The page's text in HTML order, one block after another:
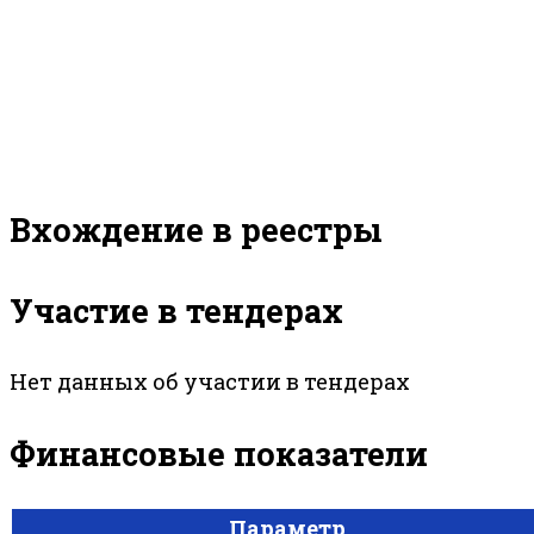
Вхождение в реестры
Участие в тендерах
Нет данных об участии в тендерах
Финансовые показатели
Параметр